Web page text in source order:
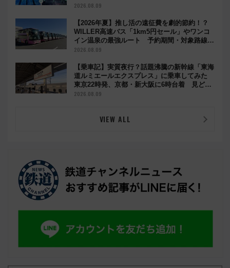
2026.08.09
【2026年夏】推し活の遠征費を劇的節約！？
WILLER高速バス「1km5円セール」やワンコ
イン温泉の最強ルート 予約期間・対象路線ま
とめ
2026.08.09
【乗車記】実質夜行？話題沸騰の新幹線「東海
道ルミエールエクスプレス」に乗車してみた
東京22時発、京都・新大阪に6時台着 見どこ
ろは岐阜羽島の素晴らし過ぎる朝
2026.08.09
VIEW ALL